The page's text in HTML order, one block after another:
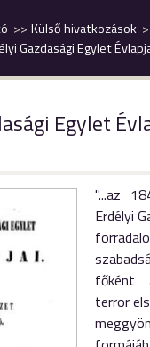
Gazdasági Egylet
Külső hivatkozások
Egylet
"...az
Erdélyi
főként
terror